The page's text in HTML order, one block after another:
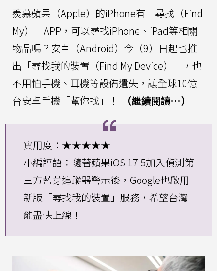
羨慕蘋果（Apple）的iPhone有「尋找（Find
My）」APP，可以尋找iPhone、iPad等相關
物品嗎？安卓（Android）今（9）日起也推
出「尋找我的裝置（Find My Device）」，也
不用怕手機、耳機等設備遺失，讓全球10億
台安卓手機「幫你找」！
（繼續閱讀…）
實用度：★★★★★
小編評語：隨著蘋果iOS 17.5加入偵測第
三方藍芽追蹤器警示後，Google也啟用
新版「尋找我的裝置」服務，希望台灣
能盡快上線！